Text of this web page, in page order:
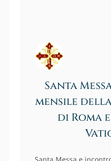
Santa
mensile
di Roma